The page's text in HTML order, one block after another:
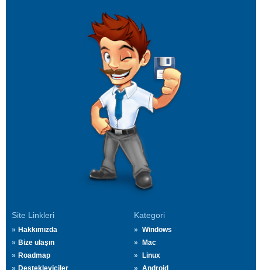
Site Linkleri
Hakkımızda
Bize ulaşın
Roadmap
Destekleyiciler
Kategori
Windows
Mac
Linux
Android